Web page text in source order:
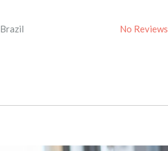
Brazil No Reviews